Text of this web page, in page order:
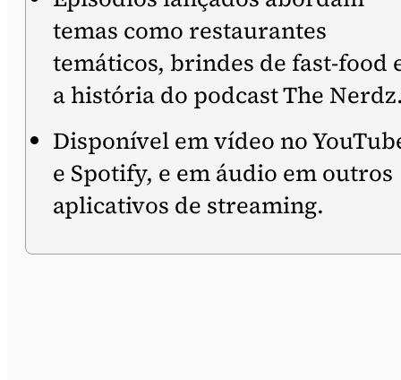
temas como restaurantes
temáticos, brindes de fast-food
a história do podcast The
Disponível em vídeo no
e Spotify, e em áudio em outros
aplicativos de streaming.